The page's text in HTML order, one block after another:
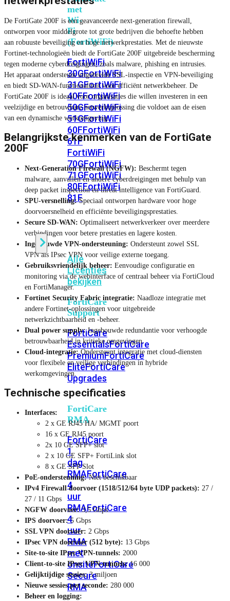
met
Wi-
Fi
(FortiWiFi)
FortiWiFi
30GFortiWiFi
31GFortiWiFi
40FFortiWiFi
50GFortiWiFi
51GFortiWiFi
60FFortiWiFi
61F
FortiWiFi
70GFortiWiFi
71GFortiWiFi
80FFortiWiFi
81F
Licentie
Alle
Licenties
bekijken
FortiCare
Support
FortiCare
EssentialsFortiCare
PremiumFortiCare
EliteFortiCare
Upgrades
FortiCare
RMA
FortiCare
1
dag
RMAFortiCare
4
uur
RMAFortiCare
4
uur
RMA
met
onsiteFortiCare
Secure
RMA
De FortiGate 200F is een geavanceerde next-generation firewall,
ontworpen voor middelgrote tot grote bedrijven die behoefte hebben
aan robuuste beveiliging en hoge netwerkprestaties. Met de nieuwste
Fortinet-technologieën biedt de FortiGate 200F uitgebreide bescherming
tegen moderne cyberdreigingen, zoals malware, phishing en intrusies.
Het apparaat ondersteunt uitgebreide SSL-inspectie en VPN-beveiliging
en biedt SD-WAN-functionaliteit voor efficiënt netwerkbeheer. De
FortiGate 200F is ideaal voor organisaties die willen investeren in een
veelzijdige en betrouwbare netwerkoplossing die voldoet aan de eisen
van een dynamische werkomgeving.
Belangrijkste kenmerken van de FortiGate
200F
Next-Generation Firewall (NGFW): Beschermt tegen
malware, aanvallen en andere cyberdreigingen met behulp van
deep packet inspection en threat intelligence van FortiGuard.
SPU-versnelling:Speciaal ontworpen hardware voor hoge
doorvoersnelheid en efficiënte beveiligingsprestaties.
Secure SD-WAN: Optimaliseert netwerkverkeer over meerdere
verbindingen voor betere prestaties en lagere kosten.
Ingebouwde VPN-ondersteuning: Ondersteunt zowel SSL
VPN als IPsec VPN voor veilige externe toegang.
Gebruiksvriendelijk beheer: Eenvoudige configuratie en
monitoring via de webinterface of centraal beheer via FortiCloud
en FortiManager.
Fortinet Security Fabric integratie: Naadloze integratie met
andere Fortinet-oplossingen voor uitgebreide
netwerkzichtbaarheid en -beheer.
Dual power supply:Ingebouwde redundantie voor verhoogde
betrouwbaarheid in kritieke omgevingen.
Cloud-integratie: Ondersteunt integratie met cloud-diensten
voor flexibele en veilige verbindingen in hybride
werkomgevingen.
Technische specificaties
Interfaces:
2 x GE RJ45 HA/ MGMT poort
16 x GE RJ45 poort
2x 10 GE SFP+ slot
2 x 10 GE SFP+ FortiLink slot
8 x GE SFP Slot
PoE-ondersteuning:Niet beschikbaar
IPv4 Firewall doorvoer (1518/512/64 byte UDP packets): 27 /
27 / 11 Gbps
NGFW doorvoer:3,5 Gbps
IPS doorvoer:5 Gbps
SSL VPN doorvoer: 2 Gbps
IPsec VPN doorvoer (512 byte): 13 Gbps
Site-to-site IPsec VPN-tunnels: 2000
Client-to-site IPsec VPN-tunnels:16 000
Gelijktijdige sessies:3 miljoen
Nieuwe sessies per seconde: 280 000
Beheer en logging: